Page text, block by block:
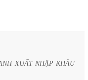
XUẤT NHẬP KHẨU